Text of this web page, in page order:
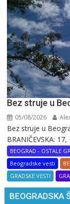
Bez struje u
05/08/2026
Bez struje u
BRANIČEVSKA:
BEOGRAD - OSTALE
Beogradske vesti
GRADSKE VESTI
BEOGRADSKA